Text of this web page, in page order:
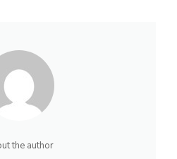
bruxisme pendant
le sommeil
the author